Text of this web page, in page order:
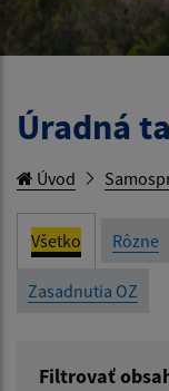
Úradná
Úvod
Všetko Rôzne
Zasadnutia OZ
Filtrovať